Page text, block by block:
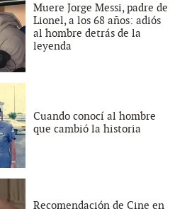
Muere Jorge Messi, padre de
Lionel, a los 68 años: adiós
al hombre detrás de la
leyenda
Cuando conocí al hombre
que cambió la historia
Recomendación de Cine en